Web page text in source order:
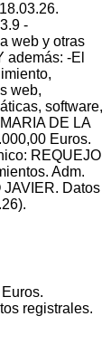
-
web y otras
además: -El
web,
software,
DE LA
Euros.
REQUEJO
Adm.
Datos
registrales.